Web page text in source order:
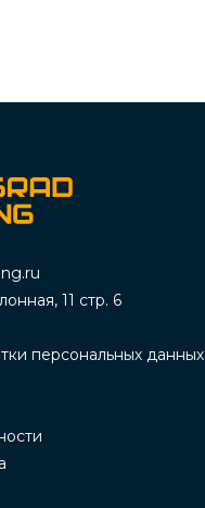
11 стр. 6
персональных данных